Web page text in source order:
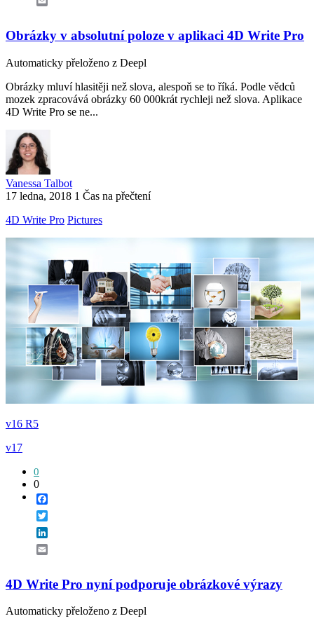
Obrázky v absolutní poloze v aplikaci 4D Write Pro
Automaticky přeloženo z Deepl
Obrázky mluví hlasitěji než slova, alespoň se to říká. Podle vědců
mozek zpracovává obrázky 60 000krát rychleji než slova. Aplikace
4D Write Pro se ne...
Vanessa Talbot
17 ledna, 2018 1 Čas na přečtení
4D Write Pro Pictures
v16 R5
v17
0
0
4D Write Pro nyní podporuje obrázkové výrazy
Automaticky přeloženo z Deepl